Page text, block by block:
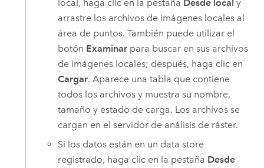
local, haga clic en la pestaña Desde local y
arrastre los archivos de imágenes locales al
área de puntos. También puede utilizar el
botón Examinar para buscar en sus archivos
de imágenes locales; después, haga clic en
Cargar. Aparece una tabla que contiene
todos los archivos y muestra su nombre,
tamaño y estado de carga. Los archivos se
cargan en el servidor de análisis de ráster.
Si los datos están en un data store
registrado, haga clic en la pestaña Desde